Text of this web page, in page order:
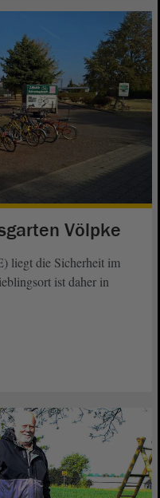
Völpke
liegt die Sicherheit im
ist daher in